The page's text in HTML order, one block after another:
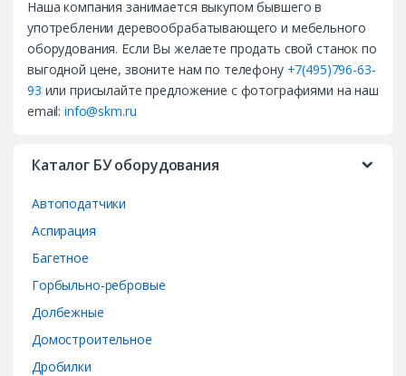
Наша компания занимается выкупом бывшего в
употреблении деревообрабатывающего и мебельного
оборудования. Если Вы желаете продать свой станок по
выгодной цене, звоните нам по телефону +7(495)796-63-
93 или присылайте предложение с фотографиями на наш
email:info@skm.ru
Каталог БУ оборудования
Автоподатчики
Аспирация
Багетное
Горбыльно-ребровые
Долбежные
Домостроительное
Дробилки